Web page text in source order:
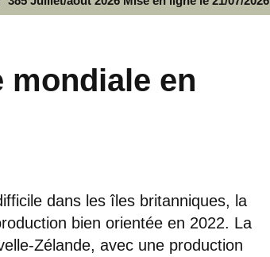
mondiale en
dans les îles britanniques, la
bien orientée en 2022. La
Zélande, avec une production